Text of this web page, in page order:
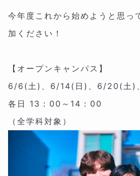
今年度これから始めようと思っ
加ください！
【オープンキャンパス】
6/6(土)、6/14(日)、6/20(土)
各日 13：00～14：00
（全学科対象）